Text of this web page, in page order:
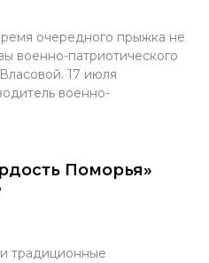
очередного прыжка не
военно-патриотического
17 июля
военно-
Поморья»
традиционные